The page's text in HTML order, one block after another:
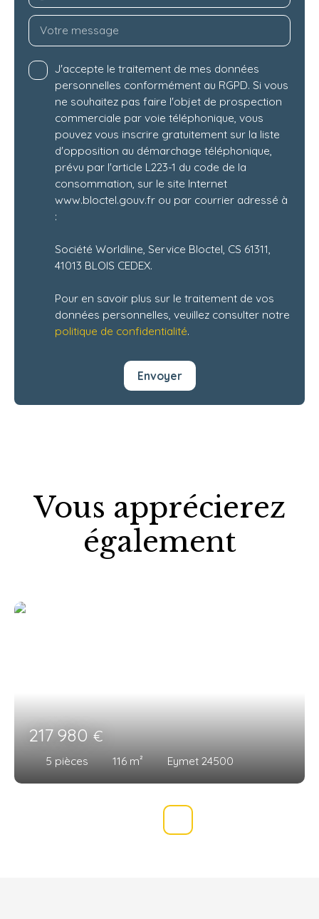
Votre message
J'accepte le traitement de mes données
personnelles conformément au RGPD. Si vous
ne souhaitez pas faire l'objet de prospection
commerciale par voie téléphonique, vous
pouvez vous inscrire gratuitement sur la liste
d'opposition au démarchage téléphonique,
prévu par l'article L223-1 du code de la
consommation, sur le site Internet
www.bloctel.gouv.fr ou par courrier adressé à
:
Société Worldline, Service Bloctel, CS 61311,
41013 BLOIS CEDEX.
Pour en savoir plus sur le traitement de vos
données personnelles, veuillez consulter notre
politique de confidentialité.
Envoyer
Vous apprécierez
également
217 980€
5 pièces 116 m² Eymet 24500